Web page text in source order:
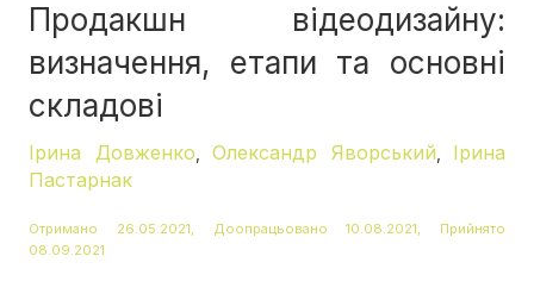
Продакшн відеодизайну:
визначення, етапи та основні
складові
Ірина Довженко Олександр Яворський
Ірина
Пастарнак
Отримано 26.05.2021, Доопрацьовано 10.08.2021, Прийнято
08.09.2021